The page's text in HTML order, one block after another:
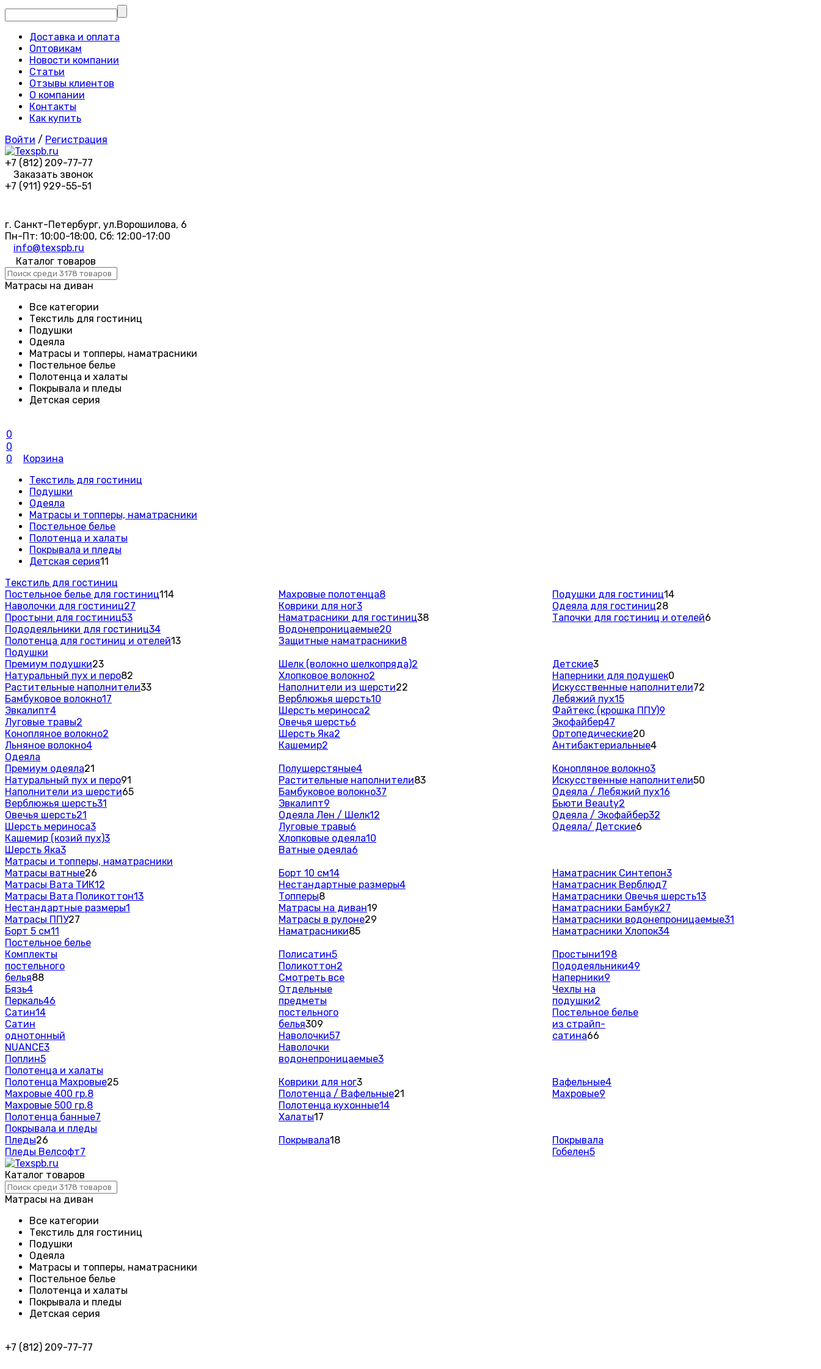
Доставка и оплата
Оптовикам
Новости компании
Статьи
Отзывы клиентов
О компании
Контакты
Как купить
Войти / Регистрация
+7 (812) 209-77-77
Заказать звонок
+7 (911) 929-55-51
г. Санкт-Петербург, ул.Ворошилова, 6
Пн-Пт: 10:00-18:00, Сб: 12:00-17:00
info@texspb.ru
Каталог товаров
Матрасы на диван
Все категории
Текстиль для гостиниц
Подушки
Одеяла
Матрасы и топперы, наматрасники
Постельное белье
Полотенца и халаты
Покрывала и пледы
Детская серия
0
0
0
Корзина
Текстиль для гостиниц
Подушки
Одеяла
Матрасы и топперы, наматрасники
Постельное белье
Полотенца и халаты
Покрывала и пледы
Детская серия11
Текстиль для гостиниц
Постельное белье для гостиниц114
Наволочки для гостиниц27
Простыни для гостиниц53
Пододеяльники для гостиниц34
Полотенца для гостиниц и отелей13
Махровые полотенца8
Коврики для ног3
Наматрасники для гостиниц38
Водонепроницаемые20
Защитные наматрасники8
Подушки для гостиниц14
Одеяла для гостиниц28
Тапочки для гостиниц и отелей6
Подушки
Премиум подушки23
Натуральный пух и перо82
Растительные наполнители33
Бамбуковое волокно17
Эвкалипт4
Луговые травы2
Конопляное волокно2
Льняное волокно4
Шелк (волокно шелкопряда)2
Хлопковое волокно2
Наполнители из шерсти22
Верблюжья шерсть10
Шерсть мериноса2
Овечья шерсть6
Шерсть Яка2
Кашемир2
Детские3
Наперники для подушек0
Искусственные наполнители72
Лебяжий пух15
Файтекс (крошка ППУ)9
Экофайбер47
Ортопедические20
Антибактериальные4
Одеяла
Премиум одеяла21
Натуральный пух и перо91
Наполнители из шерсти65
Верблюжья шерсть31
Овечья шерсть21
Шерсть мериноса3
Кашемир (козий пух)3
Шерсть Яка3
Полушерстяные4
Растительные наполнители83
Бамбуковое волокно37
Эвкалипт9
Одеяла Лен / Шелк12
Луговые травы6
Хлопковые одеяла10
Ватные одеяла6
Конопляное волокно3
Искусственные наполнители50
Одеяла / Лебяжий пух16
Бьюти Beauty2
Одеяла / Экофайбер32
Одеяла/ Детские6
Матрасы и топперы, наматрасники
Матрасы ватные26
Матрасы Вата ТИК12
Матрасы Вата Поликоттон13
Нестандартные размеры1
Матрасы ППУ27
Борт 5 см11
Борт 10 см14
Нестандартные размеры4
Топперы8
Матрасы на диван19
Матрасы в рулоне29
Наматрасники85
Наматрасник Синтепон3
Наматрасник Верблюд7
Наматрасники Овечья шерсть13
Наматрасники Бамбук27
Наматрасники водонепроницаемые31
Наматрасники Хлопок34
Постельное белье
Комплекты
постельного
белья88
Бязь4
Перкаль46
Сатин14
Сатин
однотонный
NUANCE3
Поплин5
Полисатин5
Поликоттон2
Смотреть все
Отдельные
предметы
постельного
белья309
Наволочки57
Наволочки
водонепроницаемые3
Простыни198
Пододеяльники49
Наперники9
Чехлы на
подушки2
Постельное белье
из страйп-
сатина66
Полотенца и халаты
Полотенца Махровые25
Махровые 400 гр.8
Махровые 500 гр.8
Полотенца банные7
Коврики для ног3
Полотенца / Вафельные21
Полотенца кухонные14
Халаты17
Вафельные4
Махровые9
Покрывала и пледы
Пледы26
Пледы Велсофт7
Покрывала18
Покрывала
Гобелен5
Каталог товаров
Матрасы на диван
Все категории
Текстиль для гостиниц
Подушки
Одеяла
Матрасы и топперы, наматрасники
Постельное белье
Полотенца и халаты
Покрывала и пледы
Детская серия
+7 (812) 209-77-77